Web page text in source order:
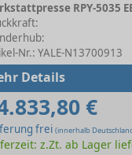
RPY-5035
Nr.: YALE-N13700913
Details
€
frei (innerhalb
z.Zt. ab Lager